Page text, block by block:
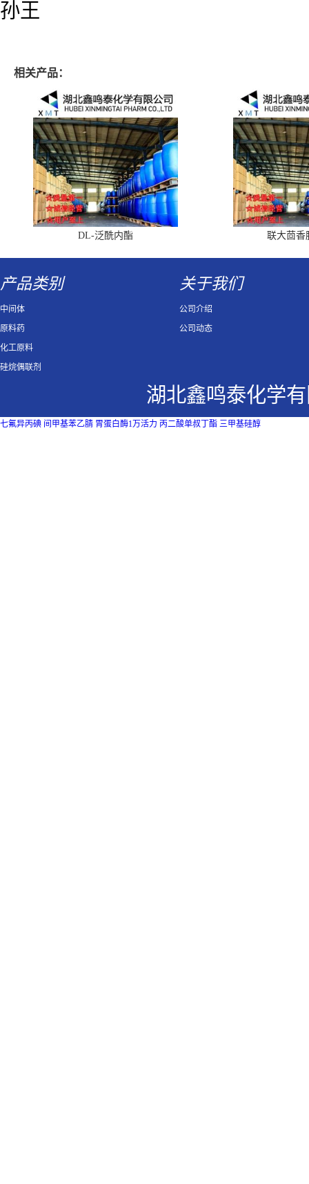
孙王
相关产品：
DL-泛酰内酯 联大茴香
产品类别
中间体
原料药
化工原料
硅烷偶联剂
关于我们
公司介绍
公司动态
湖北鑫鸣泰化学
七氟异丙碘 间甲基苯乙腈 胃蛋白酶1万活力 丙二酸单叔丁酯 三甲基硅醇